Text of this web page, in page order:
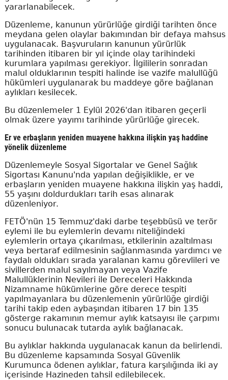
yararlanabilecek.
Düzenleme, kanunun yürürlüğe girdiği tarihten önce
meydana gelen olaylar bakımından bir defaya mahsus
uygulanacak. Başvuruların kanunun yürürlük
tarihinden itibaren bir yıl içinde olay tarihindeki
kurumlara yapılması gerekiyor. İlgililerin sonradan
malul olduklarının tespiti halinde ise vazife malullüğü
hükümleri uygulanarak bu maddeye göre bağlanan
aylıkları kesilecek.
Bu düzenlemeler 1 Eylül 2026'dan itibaren geçerli
olmak üzere yayımı tarihinde yürürlüğe girecek.
Er ve erbaşların yeniden muayene hakkına ilişkin yaş haddine
yönelik düzenleme
Düzenlemeyle Sosyal Sigortalar ve Genel Sağlık
Sigortası Kanunu'nda yapılan değişiklikle, er ve
erbaşların yeniden muayene hakkına ilişkin yaş haddi,
55 yaşını doldurdukları tarih esas alınarak
düzenleniyor.
FETÖ'nün 15 Temmuz'daki darbe teşebbüsü ve terör
eylemi ile bu eylemlerin devamı niteliğindeki
eylemlerin ortaya çıkarılması, etkilerinin azaltılması
veya bertaraf edilmesinin sağlanmasında yardımcı ve
faydalı oldukları sırada yaralanan kamu görevlileri ve
sivillerden malul sayılmayan veya Vazife
Malullüklerinin Nevileri ile Dereceleri Hakkında
Nizamname hükümlerine göre derece tespiti
yapılmayanlara bu düzenlemenin yürürlüğe girdiği
tarihi takip eden aybaşından itibaren 17 bin 135
gösterge rakamının memur aylık katsayısı ile çarpımı
sonucu bulunacak tutarda aylık bağlanacak.
Bu aylıklar hakkında uygulanacak kanun da belirlendi.
Bu düzenleme kapsamında Sosyal Güvenlik
Kurumunca ödenen aylıklar, fatura karşılığında iki ay
içerisinde Hazineden tahsil edilebilecek.